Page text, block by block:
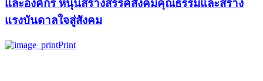
และองค์กร หนุนสร้างสรรค์สังคมคุณธรรมและสร้าง
แรงบันดาลใจสู่สังคม
Print